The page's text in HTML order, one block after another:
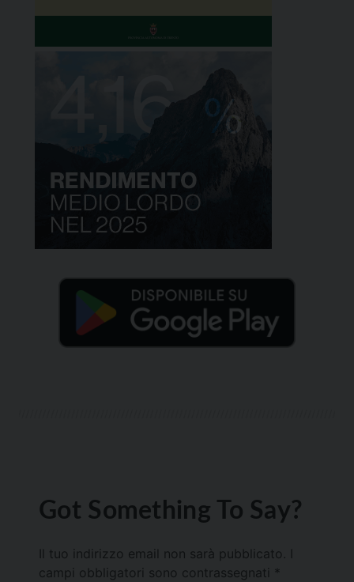
Got Something To Say?
Il tuo indirizzo email non sarà pubblicato.
campi obbligatori sono contrassegnati *